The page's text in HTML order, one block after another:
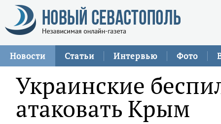
Новости Статьи Интервью Фото
Украинские
атаковать Крым